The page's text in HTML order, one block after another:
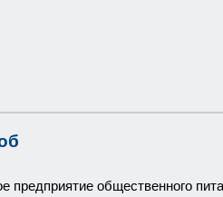
предприятие общественного